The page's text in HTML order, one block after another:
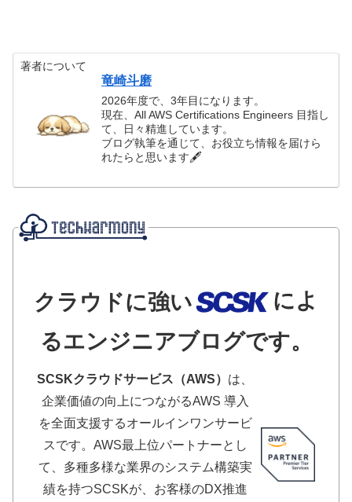
著者について
竜崎斗磨
2026年度で、3年目になります。
現在、All AWS Certifications Engineers 目指し
て、日々精進しています。
ブログ執筆を通じて、お役立ち情報を届けら
れたらと思います🖋
クラウドに強い
によ
るエンジニアブログです。
SCSKクラウドサービス（AWS） は、
企業価値の向上につながるAWS 導入
を全面支援するオールインワンサービ
スです。AWS最上位パートナーとし
て、多種多様な業界のシステム構築実
績を持つSCSKが、お客様のDX推進